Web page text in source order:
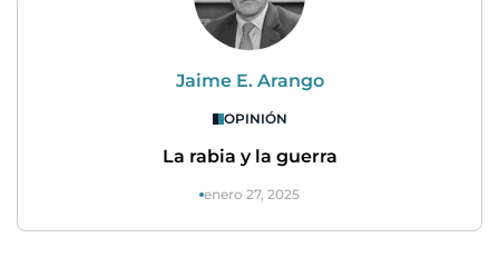
Jaime E. Arango
OPINIÓN
La rabia y la guerra
enero 27, 2025